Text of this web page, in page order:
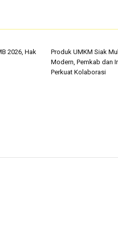
2026, Hak
Produk UMKM Siak
Modern, Pemkab dan
Perkuat Kolaborasi